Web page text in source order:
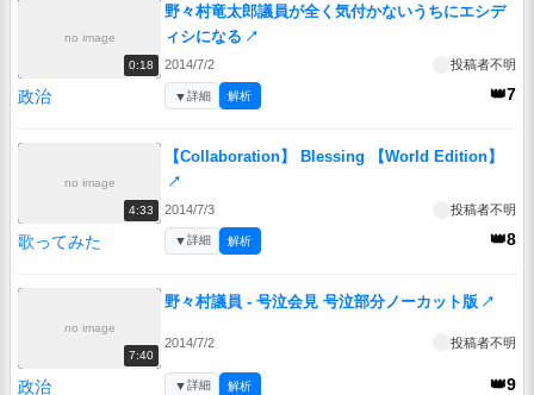
no image
0:18
野々村竜太郎議員が全く気付かないうちにエシデ
ィシになる ↗
2014/7/2 投稿者不明
政治 👑7
▼詳細 解析
no image
4:33
【Collaboration】 Blessing 【World Edition】
↗
2014/7/3 投稿者不明
歌ってみた 👑8
▼詳細 解析
no image
7:40
野々村議員 - 号泣会見 号泣部分ノーカット版 ↗
2014/7/2 投稿者不明
政治 👑9
▼詳細 解析